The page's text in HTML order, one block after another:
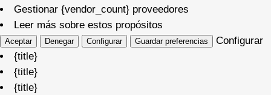
Gestionar {vendor_count} proveedores
Leer más sobre estos propósitos
Aceptar Denegar Configurar Guardar preferencias
Configurar
{title}
{title}
{title}